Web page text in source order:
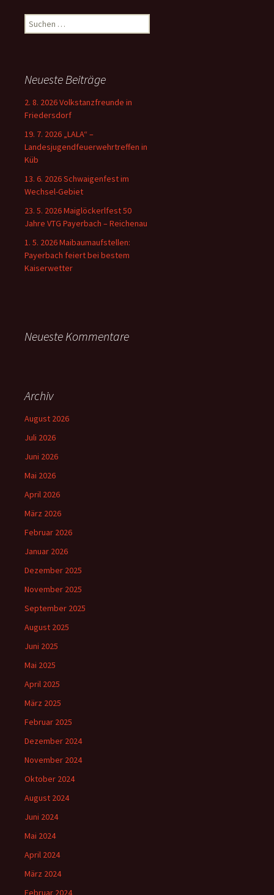
Suchen
nach:
Neueste Beiträge
2. 8. 2026 Volkstanzfreunde in
Friedersdorf
19. 7. 2026 „LALA“ –
Landesjugendfeuerwehrtreffen in
Küb
13. 6. 2026 Schwaigenfest im
Wechsel-Gebiet
23. 5. 2026 Maiglöckerlfest 50
Jahre VTG Payerbach – Reichenau
1. 5. 2026 Maibaumaufstellen:
Payerbach feiert bei bestem
Kaiserwetter
Neueste Kommentare
Archiv
August 2026
Juli 2026
Juni 2026
Mai 2026
April 2026
März 2026
Februar 2026
Januar 2026
Dezember 2025
November 2025
September 2025
August 2025
Juni 2025
Mai 2025
April 2025
März 2025
Februar 2025
Dezember 2024
November 2024
Oktober 2024
August 2024
Juni 2024
Mai 2024
April 2024
März 2024
Februar 2024